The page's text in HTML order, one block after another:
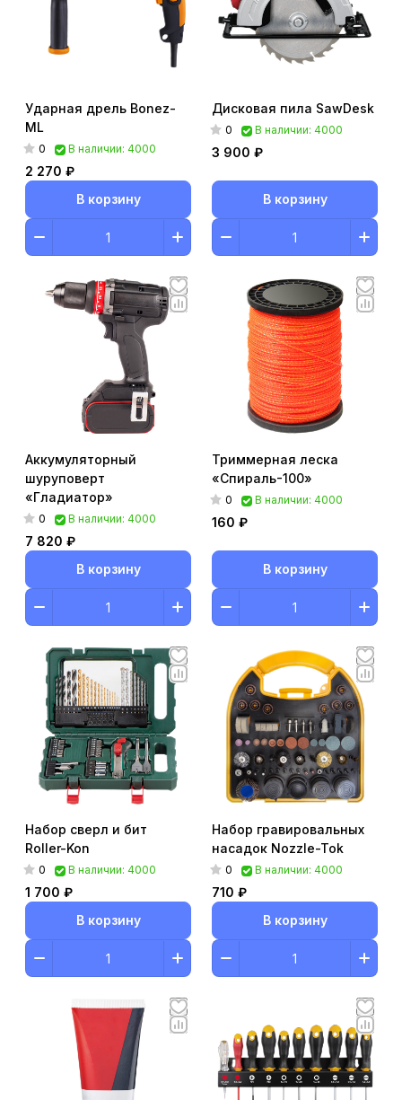
Ударная дрель Bonez-
ML
0 В наличии: 4000
2 270 ₽
В корзину
Дисковая пила SawDesk
0 В наличии: 4000
3 900 ₽
В корзину
Аккумуляторный
шуруповерт
«Гладиатор»
0 В наличии: 4000
7 820 ₽
В корзину
Триммерная леска
«Спираль-100»
0 В наличии: 4000
160 ₽
В корзину
Набор сверл и бит
Roller-Kon
0 В наличии: 4000
1 700 ₽
В корзину
Набор гравировальных
насадок Nozzle-Tok
0 В наличии: 4000
710 ₽
В корзину